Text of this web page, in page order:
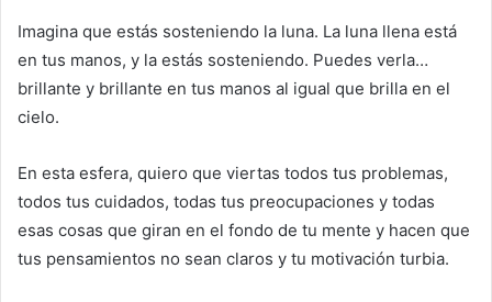
Imagina que estás sosteniendo la luna. La luna llena está
en tus manos, y la estás sosteniendo. Puedes verla…
brillante y brillante en tus manos al igual que brilla en el
cielo.
En esta esfera, quiero que viertas todos tus problemas,
todos tus cuidados, todas tus preocupaciones y todas
esas cosas que giran en el fondo de tu mente y hacen que
tus pensamientos no sean claros y tu motivación turbia.